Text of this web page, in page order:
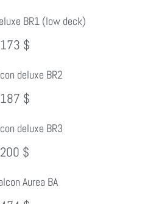
BR1 (low deck)
$
deluxe BR2
$
deluxe BR3
$
Aurea BA